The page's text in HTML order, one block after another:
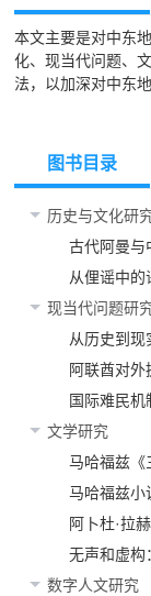
本文主要是对中东
化、现当代问题、
法，以加深对中东
图书目录
历史与文化研
古代阿曼与
从俚谣中
现当代问题研
从历史到
阿联酋对外
国际难民
文学研究
马哈福兹《
马哈福兹小
阿卜杜·拉
无声和虚构
数字人文研究